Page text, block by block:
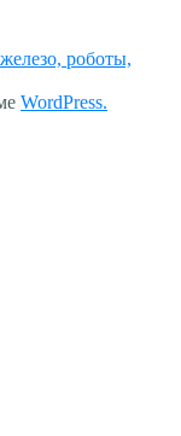
роботы,
WordPress.